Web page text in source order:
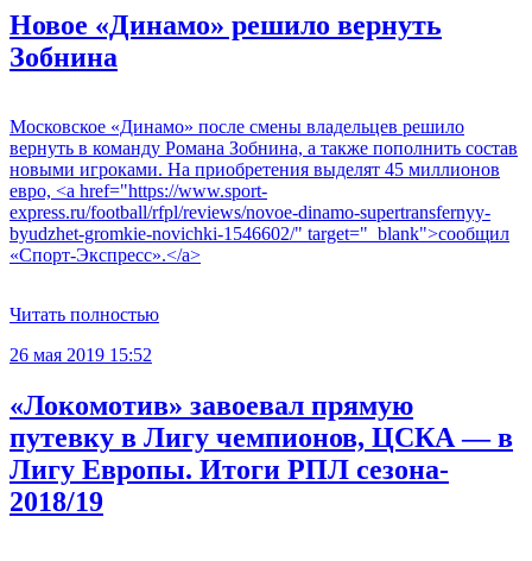
Новое «Динамо» решило вернуть
Зобнина
Московское «Динамо» после смены владельцев решило
вернуть в команду Романа Зобнина, а также пополнить состав
новыми игроками. На приобретения выделят 45 миллионов
евро, <a href="https://www.sport-
express.ru/football/rfpl/reviews/novoe-dinamo-supertransfernyy-
byudzhet-gromkie-novichki-1546602/" target="_blank">сообщил
«Спорт-Экспресс».</a>
Читать полностью
26 мая 2019 15:52
«Локомотив» завоевал прямую
путевку в Лигу чемпионов, ЦСКА — в
Лигу Европы. Итоги РПЛ сезона‐
2018/19